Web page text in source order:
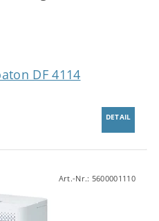
DF 4114
DETAIL
Art.-Nr.: 5600001110